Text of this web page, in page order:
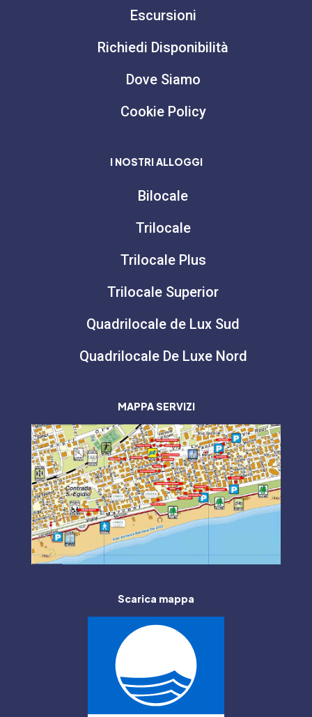
Escursioni
Richiedi Disponibilità
Dove Siamo
Cookie Policy
I NOSTRI ALLOGGI
Bilocale
Trilocale
Trilocale Plus
Trilocale Superior
Quadrilocale de Lux Sud
Quadrilocale De Luxe Nord
MAPPA SERVIZI
Scarica mappa